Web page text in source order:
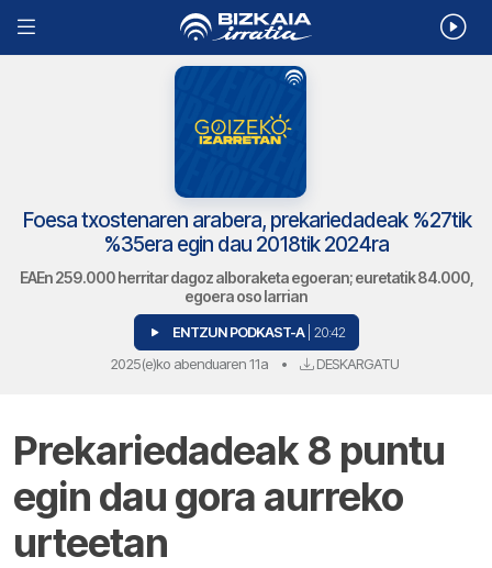
Foesa txostenaren arabera, prekariedadeak %27tik
%35era egin dau 2018tik 2024ra
EAEn 259.000 herritar dagoz alboraketa egoeran; euretatik 84.000,
egoera oso larrian
ENTZUN PODKAST-A | 20:42
2025(e)ko abenduaren 11a • DESKARGATU
Prekariedadeak 8 puntu
egin dau gora aurreko
urteetan